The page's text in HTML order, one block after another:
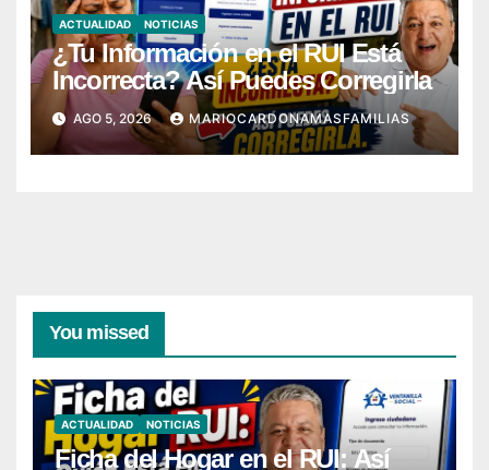
ACTUALIDAD NOTICIAS
¿Tu Información en el RUI Está
Incorrecta? Así Puedes Corregirla
AGO 5, 2026 MARIOCARDONAMASFAMILIAS
You missed
ACTUALIDAD NOTICIAS
Ficha del Hogar en el RUI: Así